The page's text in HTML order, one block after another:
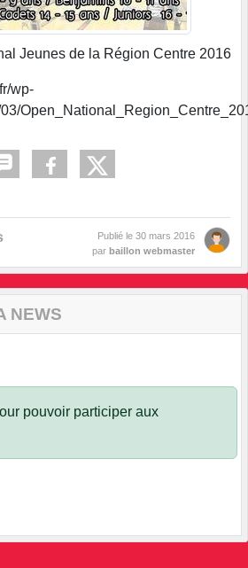
Jeunes de la Région Centre 2016
wp-
Publié le 30 mars 2016
par baillon webmaster
NEWS
pouvoir participer aux